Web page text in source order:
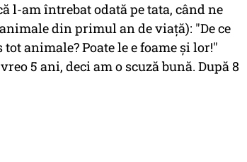
l-am întrebat odată pe tata, când ne
din primul an de viață): "De ce
animale? Poate le e foame și lor!"
5 ani, deci am o scuză bună. După 8